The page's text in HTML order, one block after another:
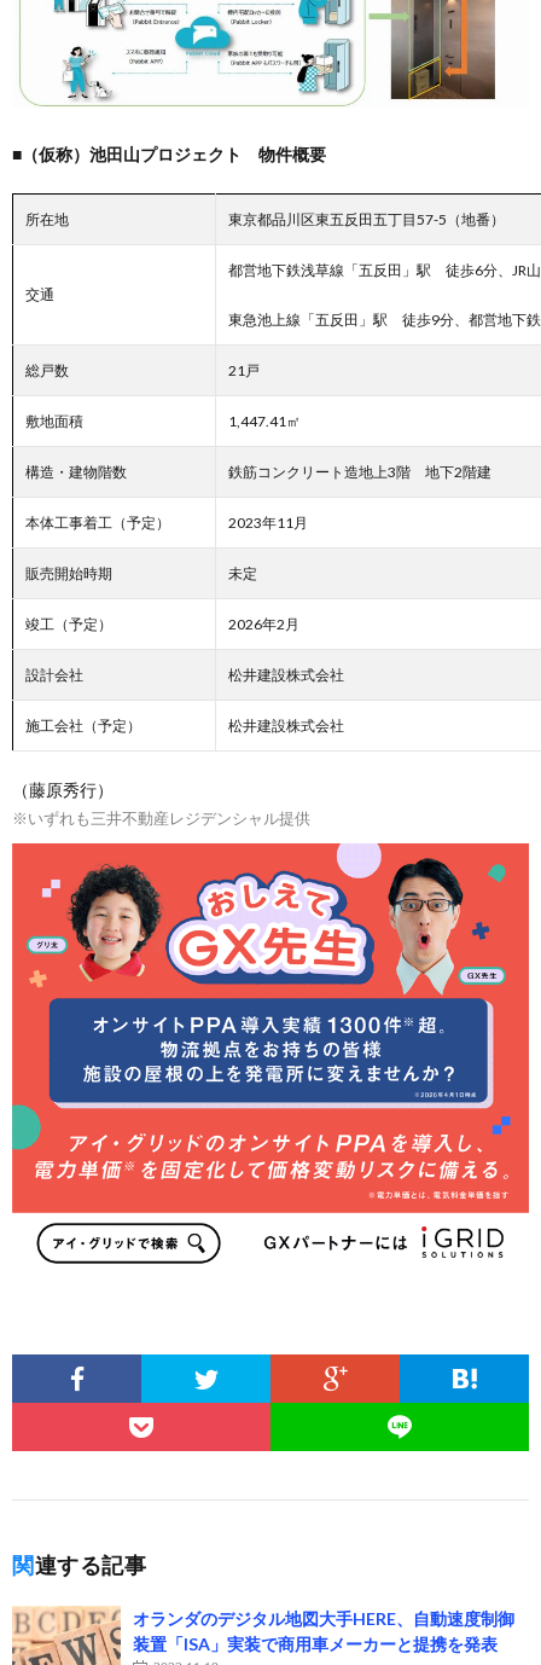
■（仮称）池田山プロジェクト 物件概要
所在地 東京都品川区東五反田五丁目57-5（地番）
交通
都営地下鉄浅草線「五反田」駅 徒歩6分、JR
東急池上線「五反田」駅 徒歩9分、都営地下
総戸数 21戸
敷地面積 1,447.41㎡
構造・建物階数 鉄筋コンクリート造地上3階 地下2階建
本体工事着工（予定） 2023年11月
販売開始時期 未定
竣工（予定） 2026年2月
設計会社 松井建設株式会社
施工会社（予定） 松井建設株式会社
（藤原秀行）
※いずれも三井不動産レジデンシャル提供
関連する記事
オランダのデジタル地図大手HERE、自動速度制御
装置「ISA」実装で商用車メーカーと提携を発表